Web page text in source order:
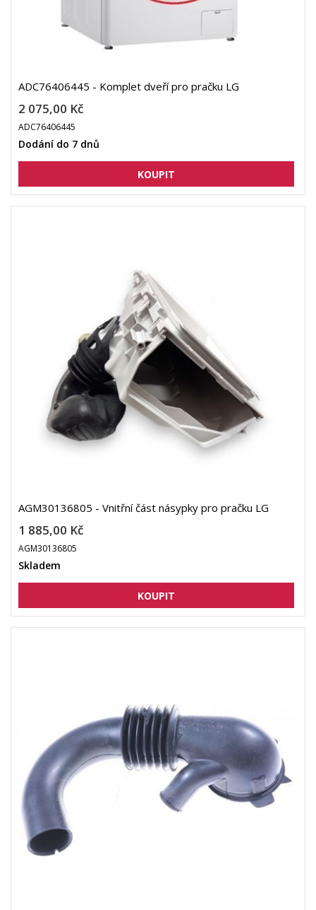
ADC76406445 - Komplet dveří pro pračku LG
2 075,00 Kč
ADC76406445
Dodání do 7 dnů
AGM30136805 - Vnitřní část násypky pro pračku LG
1 885,00 Kč
AGM30136805
Skladem